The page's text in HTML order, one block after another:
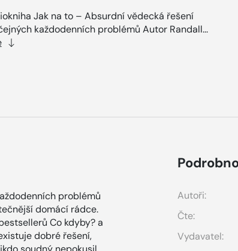
Jak na to – Absurdní vědecká řešení
každodenních problémů Autor Randall...
problémů
domácí rádce.
Co kdyby? a
dobré řešení,
Autoři:
Čte:
Vydavatel: